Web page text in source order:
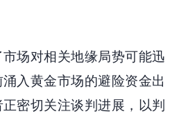
场对相关地缘局势可能迅
入黄金市场的避险资金出
密切关注谈判进展，以判